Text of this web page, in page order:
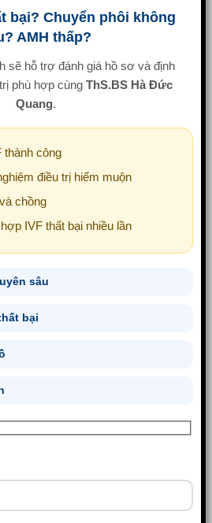
bại? Chuyển phôi không
AMH thấp?
sẽ hỗ trợ đánh giá hồ sơ và định
phù hợp cùng ThS.BS Hà Đức
Quang.
thành công
điều trị hiếm muộn
chồng
IVF thất bại nhiều lần
sâu
bại